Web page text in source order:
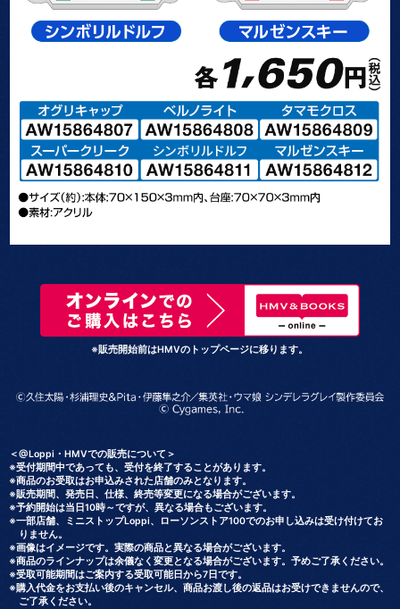
※販売開始前はHMVのトップページに移ります。
＜@Loppi・HMVでの販売について＞
※受付期間中であっても、受付を終了することがあります。
※商品のお受取はお申込みされた店舗のみとなります。
※販売期間、発売日、仕様、終売等変更になる場合がございます。
※予約開始は当日10時～ですが、異なる場合もございます。
※一部店舗、ミニストップLoppi、ローソンストア100でのお申し込みは受け付けてお
りません。
※画像はイメージです。実際の商品と異なる場合がございます。
※商品のラインナップは余儀なく変更となる場合がございます。予めご了承ください。
※受取可能期間はご案内する受取可能日から7日です。
※購入代金をお支払い後のキャンセル、商品お渡し後の返品はお受けできませんので、
ご了承ください。